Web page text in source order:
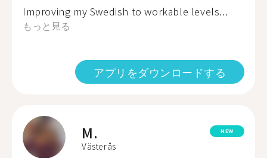
Improving my Swedish to workable levels...
もっと見る
アプリをダウンロードする
M.
Västerås
NEW